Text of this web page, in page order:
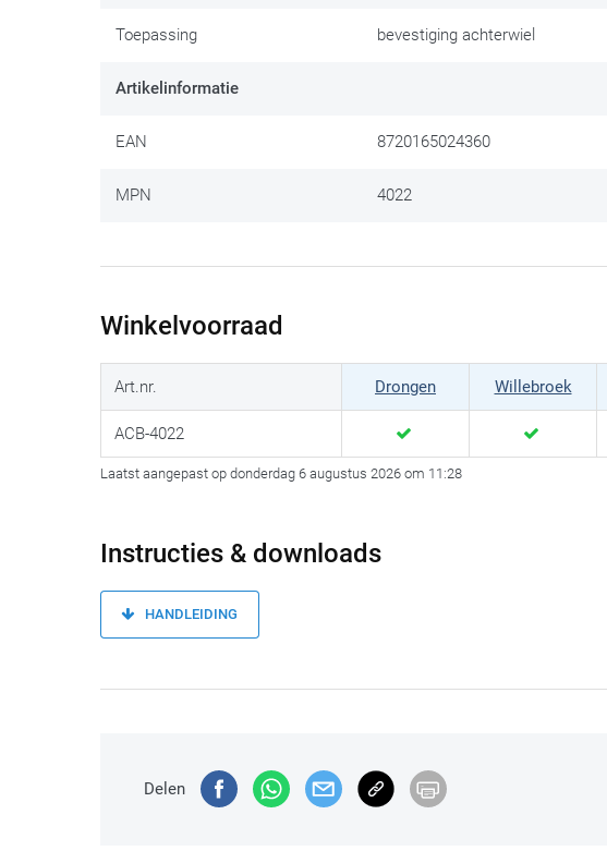
Zeer solide constructie met heavy duty riemen en haken
Maximale belasting: 500 kg
Voorkomt schade aan de motorfiets tijdens het transport
Toepassing bevestiging achterwiel
Artikelinformatie
EAN 8720165024360
MPN 4022
Winkelvoorraad
Art.nr. Drongen Willebroek
ACB-4022
Laatst aangepast op donderdag 6 augustus 2026 om 11:28
Instructies & downloads
HANDLEIDING
Delen